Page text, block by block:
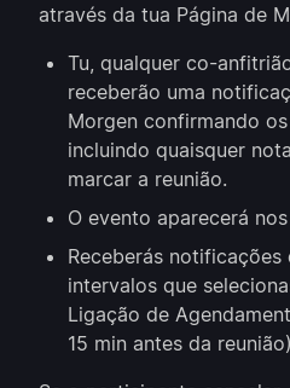
através da tua Página de
Tu, qualquer co-
receberão uma
Morgen confirmando
incluindo quaisquer
marcar a reunião.
O evento aparecerá
Receberás notificações
intervalos que
Ligação de
15 min antes da